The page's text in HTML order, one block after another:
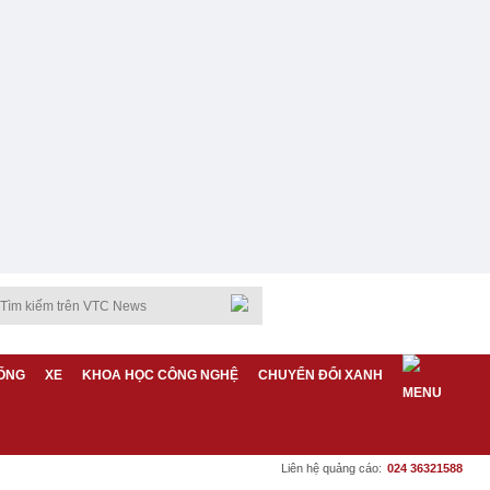
XE KHOA HỌC CÔNG NGHỆ CHUYỂN ĐỔI XANH
Liên hệ quảng cáo: 024 36321588